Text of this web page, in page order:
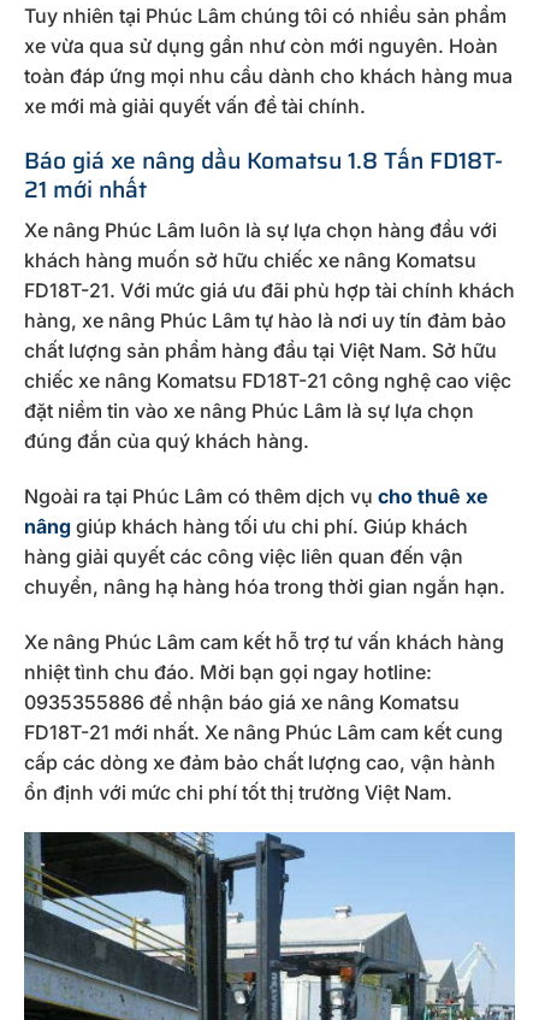
Tuy nhiên tại Phúc Lâm chúng tôi có nhiều sản phẩm
xe vừa qua sử dụng gần như còn mới nguyên. Hoàn
toàn đáp ứng mọi nhu cầu dành cho khách hàng mua
xe mới mà giải quyết vấn đề tài chính.
Báo giá xe nâng dầu Komatsu 1.8 Tấn FD18T-
21 mới nhất
Xe nâng Phúc Lâm luôn là sự lựa chọn hàng đầu với
khách hàng muốn sở hữu chiếc xe nâng Komatsu
FD18T-21. Với mức giá ưu đãi phù hợp tài chính khách
hàng, xe nâng Phúc Lâm tự hào là nơi uy tín đảm bảo
chất lượng sản phẩm hàng đầu tại Việt Nam. Sở hữu
chiếc xe nâng Komatsu FD18T-21 công nghệ cao việc
đặt niềm tin vào xe nâng Phúc Lâm là sự lựa chọn
đúng đắn của quý khách hàng.
Ngoài ra tại Phúc Lâm có thêm dịch vụ cho thuê xe
nâng giúp khách hàng tối ưu chi phí. Giúp khách
hàng giải quyết các công việc liên quan đến vận
chuyển, nâng hạ hàng hóa trong thời gian ngắn hạn.
Xe nâng Phúc Lâm cam kết hỗ trợ tư vấn khách hàng
nhiệt tình chu đáo. Mời bạn gọi ngay hotline:
0935355886 để nhận báo giá xe nâng Komatsu
FD18T-21 mới nhất. Xe nâng Phúc Lâm cam kết cung
cấp các dòng xe đảm bảo chất lượng cao, vận hành
ổn định với mức chi phí tốt thị trường Việt Nam.